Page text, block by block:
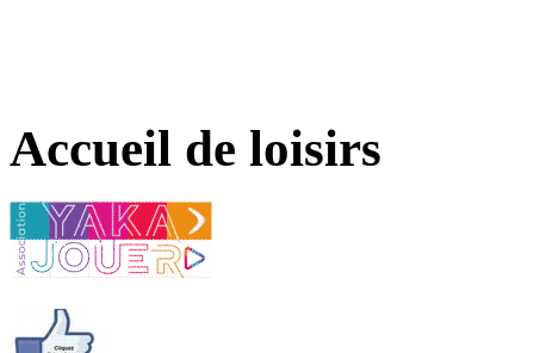
Accueil de loisirs